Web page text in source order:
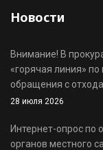
Новости
Внимание! В
«горячая линия»
обращения с
28 июля 2026
Интернет-опрос по
органов местного